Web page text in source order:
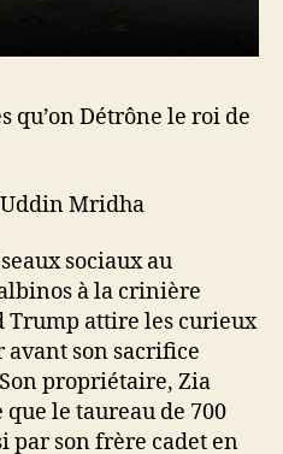
qu’on Détrône le roi de
Uddin Mridha
sociaux au
à la crinière
Trump attire les curieux
son sacrifice
propriétaire, Zia
le taureau de 700
par son frère cadet en